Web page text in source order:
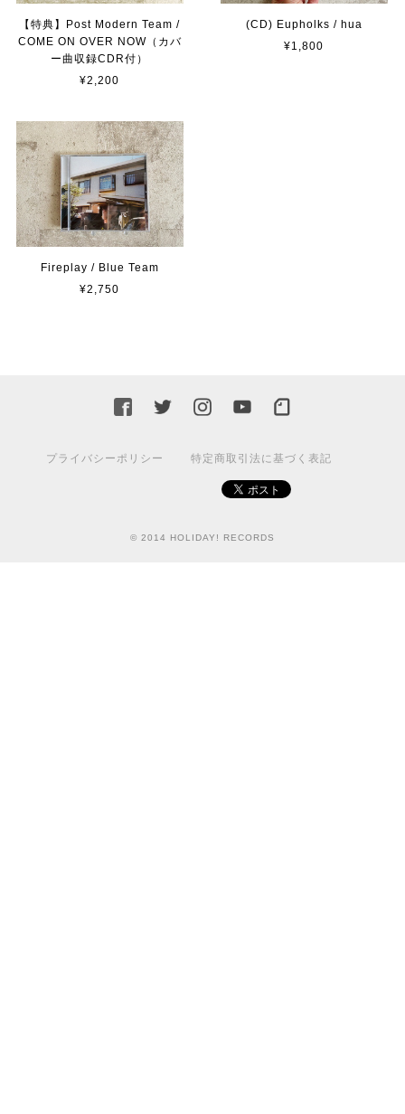
【特典】Post Modern Team /
COME ON OVER NOW（カバ
ー曲収録CDR付）
¥2,200
(CD) Eupholks / hua
¥1,800
Fireplay / Blue Team
¥2,750
プライバシーポリシー 特定商取引法に基づく表記
© 2014 HOLIDAY! RECORDS